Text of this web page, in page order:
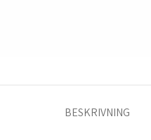
BESKRIVNING